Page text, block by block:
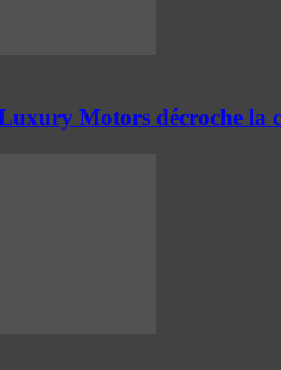
Motors décroche la